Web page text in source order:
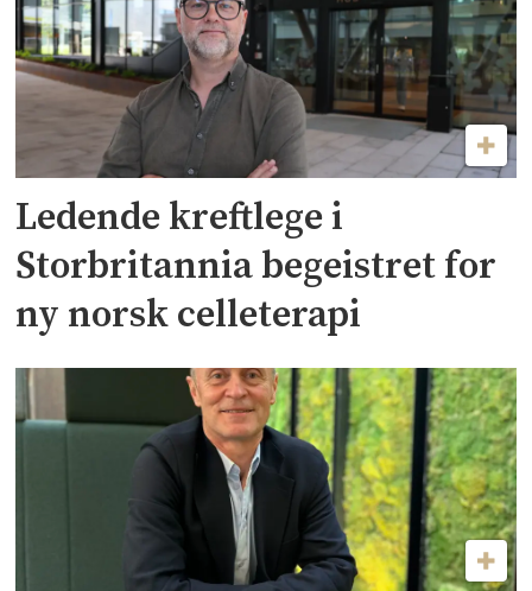
Ledende kreftlege i
Storbritannia begeistret for
ny norsk celleterapi